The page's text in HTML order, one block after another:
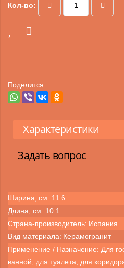
Кол-во:
Поделится:
Характеристики
Задать вопрос
Ширина, см: 11.6
Длина, см: 10.1
Страна-производитель: Испания
Вид материала: Керамогранит
Применение / Назначение: Для
ванной, для туалета, для